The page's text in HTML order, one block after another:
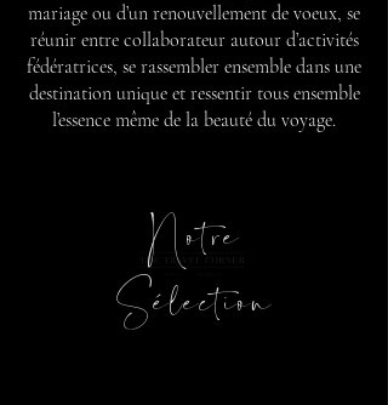
mariage ou d’un renouvellement de voeux, se
réunir entre collaborateur autour d’activités
fédératrices, se rassembler ensemble dans une
destination unique et ressentir tous ensemble
l’essence même de la beauté du voyage.
Notre
Sélection